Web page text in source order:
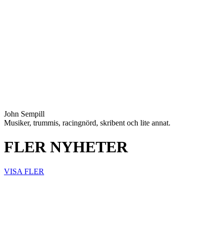
John Sempill
Musiker, trummis, racingnörd, skribent och lite annat.
FLER NYHETER
VISA FLER